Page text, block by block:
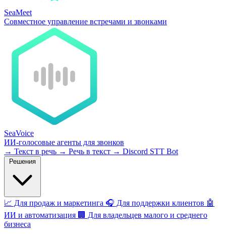
SeaMeet
Совместное управление встречами и звонками
SeaVoice
ИИ-голосовые агенты для звонков
→ Текст в речь → Речь в текст → Discord STT Bot
📈 Для продаж и маркетинга 🎧 Для поддержки клиентов 🤖
ИИ и автоматизация 🏢 Для владельцев малого и среднего
бизнеса